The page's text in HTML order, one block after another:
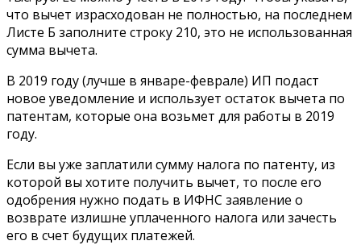
что вычет израсходован не полностью, на последнем
Листе Б заполните строку 210, это не использованная
сумма вычета.
В 2019 году (лучше в январе-феврале) ИП подаст
новое уведомление и использует остаток вычета по
патентам, которые она возьмет для работы в 2019
году.
Если вы уже заплатили сумму налога по патенту, из
которой вы хотите получить вычет, то после его
одобрения нужно подать в ИФНС заявление о
возврате излишне уплаченного налога или зачесть
его в счет будущих платежей.